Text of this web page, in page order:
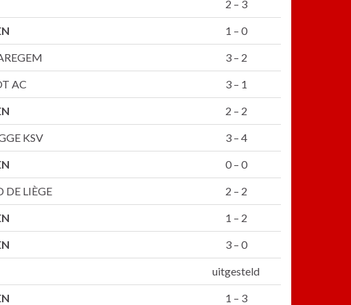
2 – 3
1 – 0
3 – 2
AC 3 – 1
2 – 2
KSV 3 – 4
0 – 0
DE LIÈGE 2 – 2
1 – 2
3 – 0
uitgesteld
1 – 3